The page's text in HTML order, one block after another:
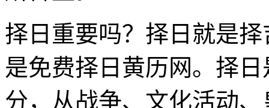
择日重要吗？择日就是
是免费择日黄历网。择
分，从战争、文化活动